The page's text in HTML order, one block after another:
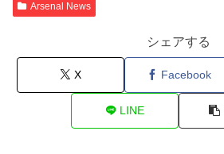
Arsenal News
シェアする
X Facebook
LINE